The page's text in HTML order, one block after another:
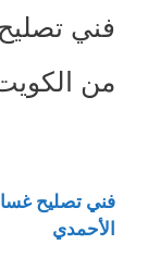
فني
من
فني تصليح
الأحمدي